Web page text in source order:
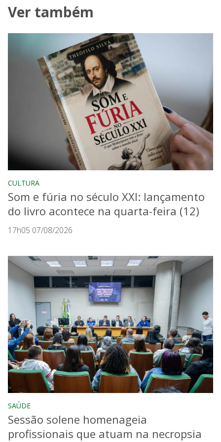
Ver também
CULTURA
Som e fúria no século XXI: lançamento
do livro acontece na quarta-feira (12)
17h05 07/08/2026
SAÚDE
Sessão solene homenageia
profissionais que atuam na necropsia